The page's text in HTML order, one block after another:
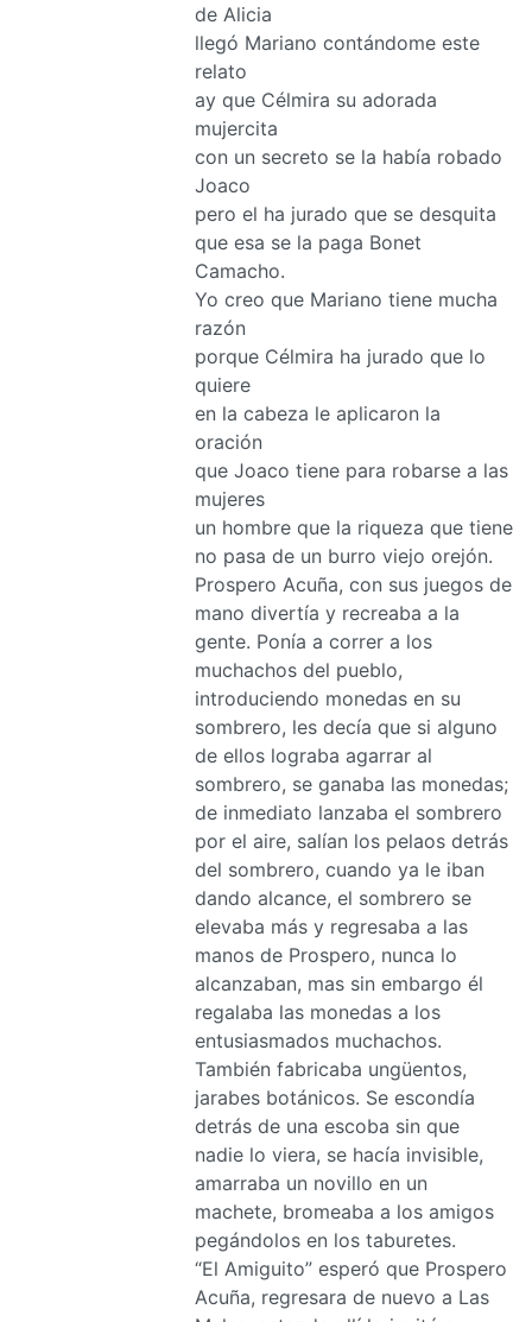
de Alicia
llegó Mariano contándome este
relato
ay que Célmira su adorada
mujercita
con un secreto se la había robado
Joaco
pero el ha jurado que se desquita
que esa se la paga Bonet
Camacho.
Yo creo que Mariano tiene mucha
razón
porque Célmira ha jurado que lo
quiere
en la cabeza le aplicaron la
oración
que Joaco tiene para robarse a las
mujeres
un hombre que la riqueza que tiene
no pasa de un burro viejo orejón.
Prospero Acuña, con sus juegos de
mano divertía y recreaba a la
gente. Ponía a correr a los
muchachos del pueblo,
introduciendo monedas en su
sombrero, les decía que si alguno
de ellos lograba agarrar al
sombrero, se ganaba las monedas;
de inmediato lanzaba el sombrero
por el aire, salían los pelaos detrás
del sombrero, cuando ya le iban
dando alcance, el sombrero se
elevaba más y regresaba a las
manos de Prospero, nunca lo
alcanzaban, mas sin embargo él
regalaba las monedas a los
entusiasmados muchachos.
También fabricaba ungüentos,
jarabes botánicos. Se escondía
detrás de una escoba sin que
nadie lo viera, se hacía invisible,
amarraba un novillo en un
machete, bromeaba a los amigos
pegándolos en los taburetes.
“El Amiguito” esperó que Prospero
Acuña, regresara de nuevo a Las